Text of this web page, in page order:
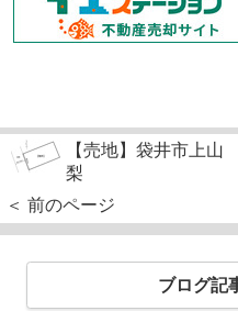
【売地】袋井市上山
梨
＜ 前のページ
ブログ記